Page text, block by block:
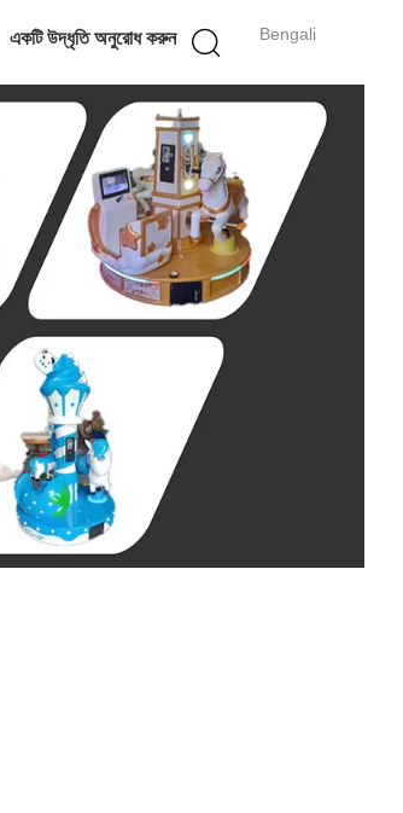
Bengali
একটি উদ্ধৃতি অনুরোধ করুন